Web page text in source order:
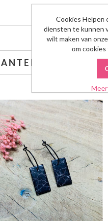
DIE DIT
Cookies Helpen
diensten te kunnen
wilt maken van
om